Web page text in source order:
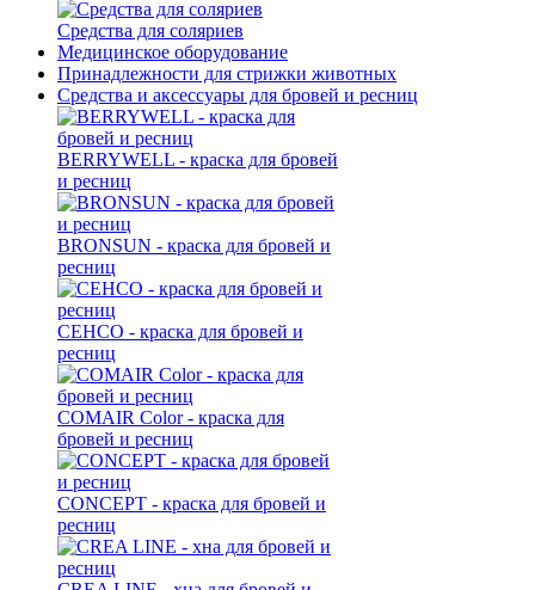
Средства для соляриев
Медицинское оборудование
Принадлежности для стрижки животных
Средства и аксессуары для бровей и ресниц
BERRYWELL - краска для бровей
и ресниц
BRONSUN - краска для бровей и
ресниц
CEHCO - краска для бровей и
ресниц
COMAIR Color - краска для
бровей и ресниц
CONCEPT - краска для бровей и
ресниц